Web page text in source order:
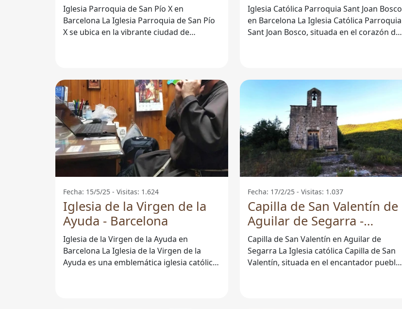
Iglesia Parroquia de San Pío X en
Barcelona La Iglesia Parroquia de San Pío
X se ubica en la vibrante ciudad de
Iglesia Católica Parroquia Sant Joan Bosco
en Barcelona La Iglesia Católica Parroquia
Sant Joan Bosco, situada en el corazón de
Fecha: 15/5/25 - Visitas: 1.624
Iglesia de la Virgen de la
Ayuda - Barcelona
Iglesia de la Virgen de la Ayuda en
Barcelona La Iglesia de la Virgen de la
Ayuda es una emblemática iglesia católica
Fecha: 17/2/25 - Visitas: 1.037
Capilla de San Valentín de
Aguilar de Segarra -
Barcelona
Capilla de San Valentín en Aguilar de
Segarra La Iglesia católica Capilla de San
Valentín, situada en el encantador pueblo